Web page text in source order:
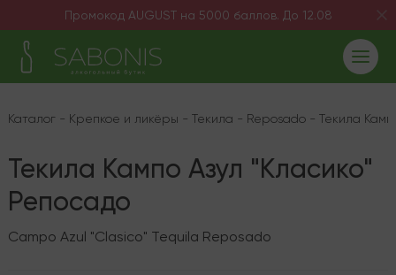
Промокод AUGUST на 5000 баллов. До 12.08
Каталог - Крепкое и ликёры - Текила - Reposado- Текила
Текила Кампо Азул "Класико"
Репосадо
Campo Azul "Clasico" Tequila Reposado